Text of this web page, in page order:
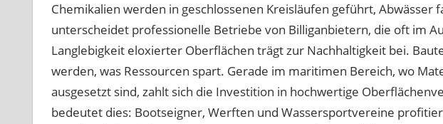
Chemikalien werden in geschlossenen Kreisläufen geführt, Abwässer
unterscheidet professionelle Betriebe von Billiganbietern, die oft im
Langlebigkeit eloxierter Oberflächen trägt zur Nachhaltigkeit bei.
werden, was Ressourcen spart. Gerade im maritimen Bereich, wo
ausgesetzt sind, zahlt sich die Investition in hochwertige
bedeutet dies: Bootseigner, Werften und Wassersportvereine